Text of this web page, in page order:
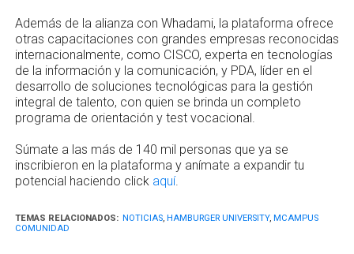
Además de la alianza con Whadami, la plataforma ofrece
otras capacitaciones con grandes empresas reconocidas
internacionalmente, como CISCO, experta en tecnologías
de la información y la comunicación, y PDA, líder en el
desarrollo de soluciones tecnológicas para la gestión
integral de talento, con quien se brinda un completo
programa de orientación y test vocacional.
Súmate a las más de 140 mil personas que ya se
inscribieron en la plataforma y anímate a expandir tu
potencial haciendo click aquí.
TEMAS RELACIONADOS: NOTICIAS, HAMBURGER UNIVERSITY, MCAMPUS
COMUNIDAD